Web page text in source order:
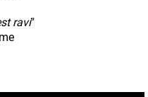
ravi"